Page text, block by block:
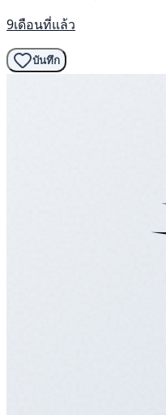
9เดือนที่แล้ว
บันทึก